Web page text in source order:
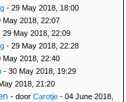
- 29 May 2018, 18:00
May 2018, 22:07
29 May 2018, 22:09
- 29 May 2018, 22:28
May 2018, 22:40
- 30 May 2018, 19:29
2018, 21:20
- door Carotje - 04 June 2018,